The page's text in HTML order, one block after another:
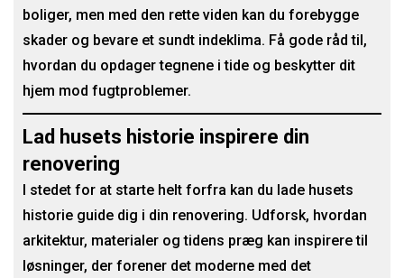
boliger, men med den rette viden kan du forebygge
skader og bevare et sundt indeklima. Få gode råd til,
hvordan du opdager tegnene i tide og beskytter dit
hjem mod fugtproblemer.
Lad husets historie inspirere din
renovering
I stedet for at starte helt forfra kan du lade husets
historie guide dig i din renovering. Udforsk, hvordan
arkitektur, materialer og tidens præg kan inspirere til
løsninger, der forener det moderne med det